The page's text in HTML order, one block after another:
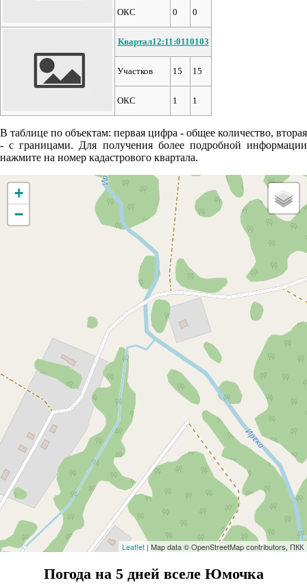
ОКС 0 0
Квартал12:11:0110103
Участков 15 15
ОКС 1 1
В таблице по объектам: первая цифра - общее количество, вторая
- с границами. Для получения более подробной информации
нажмите на номер кадастрового квартала.
+
−
Leaflet | Map data © OpenStreetMap contributors, ПКК
Погода на 5 дней вселе Юмочка